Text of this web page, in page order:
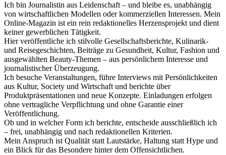
Ich bin Journalistin aus Leidenschaft – und bleibe es, unabhängig
von wirtschaftlichen Modellen oder kommerziellen Interessen. Mein
Online-Magazin ist ein rein redaktionelles Herzensprojekt und dient
keiner gewerblichen Tätigkeit.
Hier veröffentliche ich stilvolle Gesellschaftsberichte, Kulinarik-
und Reisegeschichten, Beiträge zu Gesundheit, Kultur, Fashion und
ausgewählten Beauty-Themen – aus persönlichem Interesse und
journalistischer Überzeugung.
Ich besuche Veranstaltungen, führe Interviews mit Persönlichkeiten
aus Kultur, Society und Wirtschaft und berichte über
Produktpräsentationen und neue Konzepte. Einladungen erfolgen
ohne vertragliche Verpflichtung und ohne Garantie einer
Veröffentlichung.
Ob und in welcher Form ich berichte, entscheide ausschließlich ich
– frei, unabhängig und nach redaktionellen Kriterien.
Mein Anspruch ist Qualität statt Lautstärke, Haltung statt Hype und
ein Blick für das Besondere hinter dem Offensichtlichen.